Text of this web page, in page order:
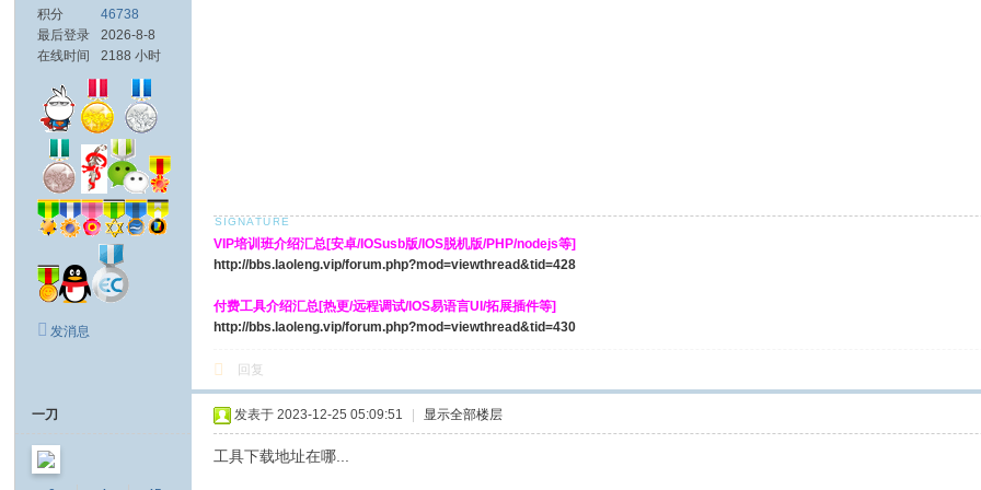
积分
46738
最后登录
2026-8-8
在线时间
2188 小时
发消息
VIP培训班介绍汇总[安卓/IOSusb版/IOS脱机版/PHP/nodejs等]
http://bbs.laoleng.vip/forum.php?mod=viewthread&tid=428
付费工具介绍汇总[热更/远程调试/IOS易语言UI/拓展插件等]
http://bbs.laoleng.vip/forum.php?mod=viewthread&tid=430
回复
一刀 发表于 2023-12-25 05:09:51 显示全部楼层
工具下载地址在哪...